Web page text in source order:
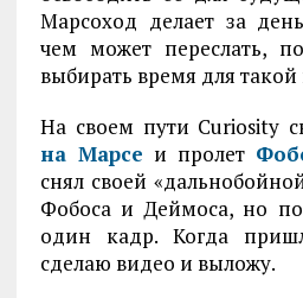
Марсоход делает за
чем может переслать,
выбирать время для
На своем пути Curiosity
на Марсе и пролет
снял своей
Фобоса и Деймоса, но
один кадр. Когда
сделаю видео и выложу.